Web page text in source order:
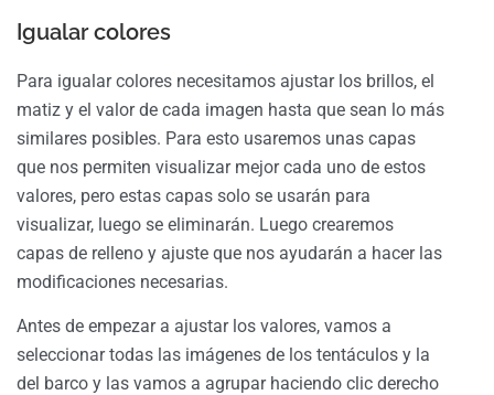
Igualar colores
Para igualar colores necesitamos ajustar los brillos, el
matiz y el valor de cada imagen hasta que sean lo más
similares posibles. Para esto usaremos unas capas
que nos permiten visualizar mejor cada uno de estos
valores, pero estas capas solo se usarán para
visualizar, luego se eliminarán. Luego crearemos
capas de relleno y ajuste que nos ayudarán a hacer las
modificaciones necesarias.
Antes de empezar a ajustar los valores, vamos a
seleccionar todas las imágenes de los tentáculos y la
del barco y las vamos a agrupar haciendo clic derecho